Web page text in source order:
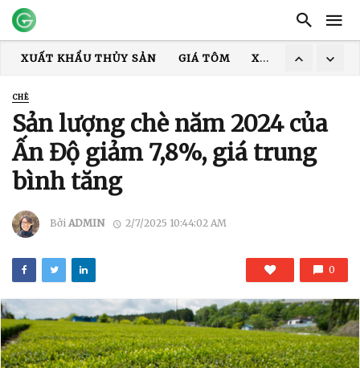
XUẤT KHẨU THỦY SẢN GIÁ TÔM
XUẤT KHẨU CÁ TRA
XUẤT KHẨU TÔM
CHÈ
Sản lượng chè năm 2024 của
Ấn Độ giảm 7,8%, giá trung
bình tăng
Bởi ADMIN 2/7/2025 10:44:02 AM
0